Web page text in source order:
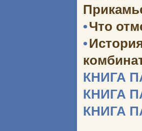
•Что
•
КНИГА
КНИГА
КНИГА